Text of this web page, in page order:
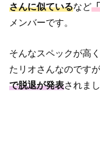
さんに似ているなど
メンバーです。
そんなスペックが高
たリオさんなのです
で脱退が発表されまし